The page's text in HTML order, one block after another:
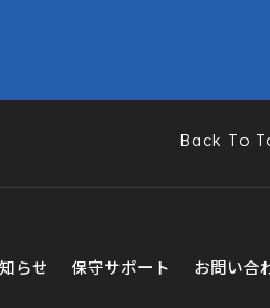
Back To
らせ 保守サポート お問い合